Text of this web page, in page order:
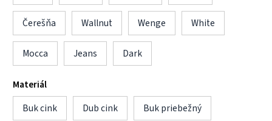
Čerešňa Wallnut Wenge White
Mocca Jeans Dark
Materiál
Buk cink
Dub cink Buk priebežný